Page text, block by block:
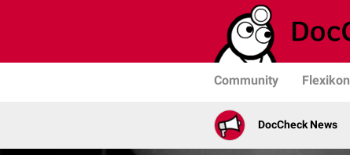
Community Flexikon
DocCheck News